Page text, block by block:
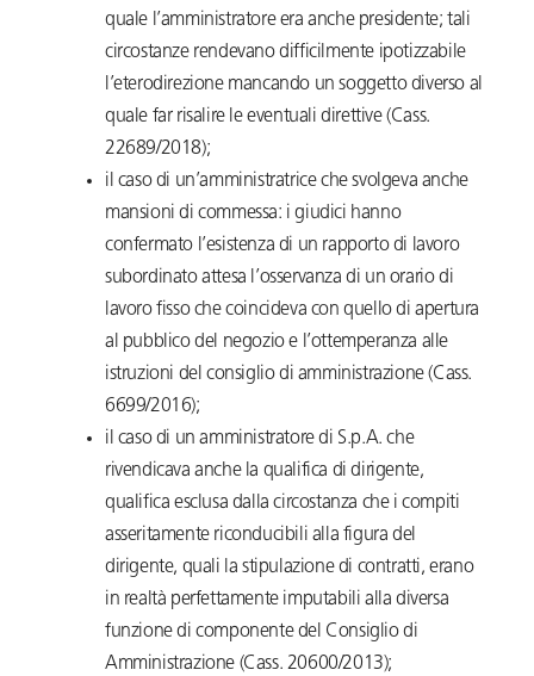
quale l’amministratore era anche presidente; tali
circostanze rendevano difficilmente ipotizzabile
l’eterodirezione mancando un soggetto diverso al
quale far risalire le eventuali direttive (Cass.
22689/2018);
il caso di un’amministratrice che svolgeva anche
mansioni di commessa: i giudici hanno
confermato l’esistenza di un rapporto di lavoro
subordinato attesa l’osservanza di un orario di
lavoro fisso che coincideva con quello di apertura
al pubblico del negozio e l’ottemperanza alle
istruzioni del consiglio di amministrazione (Cass.
6699/2016);
il caso di un amministratore di S.p.A. che
rivendicava anche la qualifica di dirigente,
qualifica esclusa dalla circostanza che i compiti
asseritamente riconducibili alla figura del
dirigente, quali la stipulazione di contratti, erano
in realtà perfettamente imputabili alla diversa
funzione di componente del Consiglio di
Amministrazione (Cass. 20600/2013);